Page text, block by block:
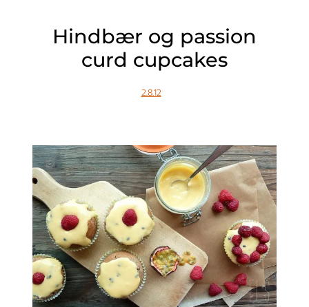
Hindbær og passion
curd cupcakes
2.8.12